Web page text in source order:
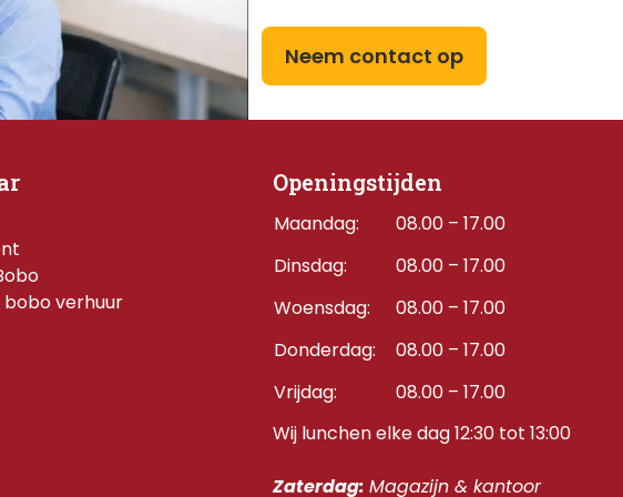
Neem contact op
verhuur
Openingstijden
Maandag:
08.00 – 17.00
Dinsdag:
08.00 – 17.00
Woensdag:
08.00 – 17.00
Donderdag: 08.00 – 17.00
Vrijdag:
08.00 – 17.00
Wij lunchen elke dag 12:30 tot 13:00
Zaterdag: Magazijn & kantoor